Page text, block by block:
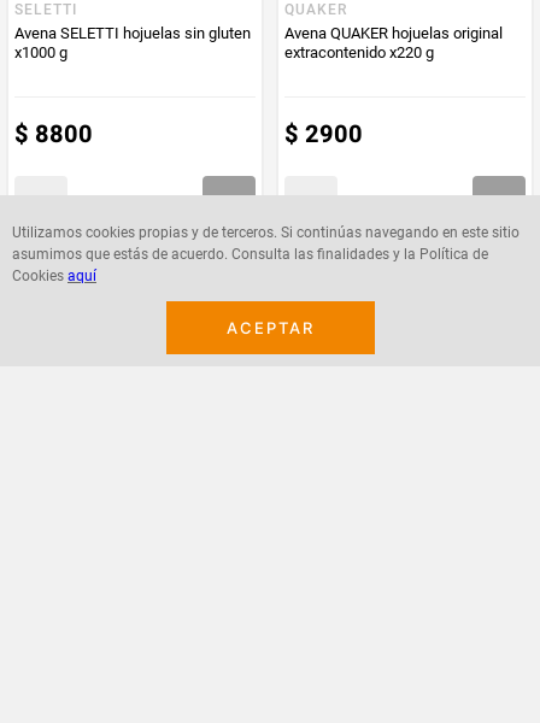
Utilizamos cookies propias y de terceros. Si continúas navegando en este sitio
asumimos que estás de acuerdo. Consulta las finalidades y la Política de
Cookies aquí
ACEPTAR
SELETTI
Avena SELETTI hojuelas sin gluten
x1000 g
$ 8800
QUAKER
Avena QUAKER hojuelas original
extracontenido x220 g
$ 2900